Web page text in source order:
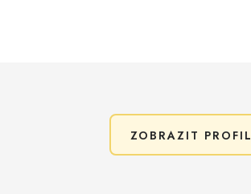
ZOBRAZIT PROFIL